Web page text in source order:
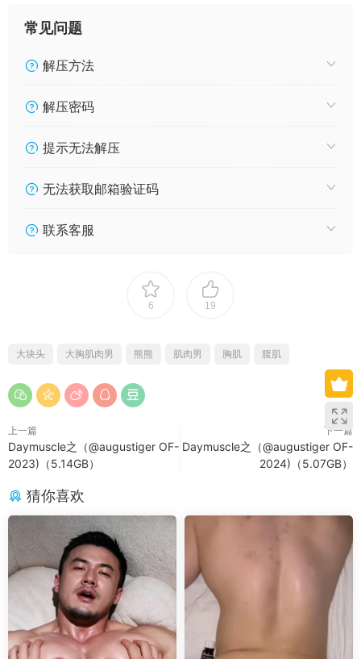
常见问题
解压方法
解压密码
提示无法解压
无法获取邮箱验证码
联系客服
6 19
大块头 大胸肌肉男 熊熊 肌肉男 胸肌 腹肌
上一篇
Daymuscle之（@augustiger OF-
2023)（5.14GB）
下一篇
Daymuscle之（@augustiger OF-
2024)（5.07GB）
猜你喜欢